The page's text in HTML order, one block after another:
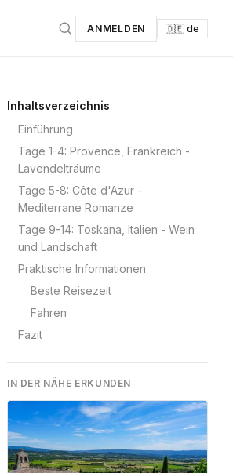
ANMELDEN 🇩🇪 de
Inhaltsverzeichnis
Einführung
Tage 1-4: Provence, Frankreich -
Lavendelträume
Tage 5-8: Côte d'Azur -
Mediterrane Romanze
Tage 9-14: Toskana, Italien - Wein
und Landschaft
Praktische Informationen
Beste Reisezeit
Fahren
Fazit
IN DER NÄHE ERKUNDEN